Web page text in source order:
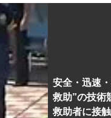
安全・迅速
救助”の技術
救助者に接